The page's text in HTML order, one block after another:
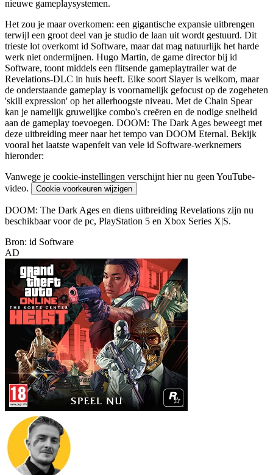
nieuwe gameplaysystemen.
Het zou je maar overkomen: een gigantische expansie uitbrengen
terwijl een groot deel van je studio de laan uit wordt gestuurd. Dit
trieste lot overkomt id Software, maar dat mag natuurlijk het harde
werk niet ondermijnen. Hugo Martin, de game director bij id
Software, toont middels een flitsende gameplaytrailer wat de
Revelations-DLC in huis heeft. Elke soort Slayer is welkom, maar
de onderstaande gameplay is voornamelijk gefocust op de zogeheten
'skill expression' op het allerhoogste niveau. Met de Chain Spear
kan je namelijk gruwelijke combo's creëren en de nodige snelheid
aan de gameplay toevoegen. DOOM: The Dark Ages beweegt met
deze uitbreiding meer naar het tempo van DOOM Eternal. Bekijk
vooral het laatste wapenfeit van vele id Software-werknemers
hieronder:
Vanwege je cookie-instellingen verschijnt hier nu geen YouTube-
video.
Cookie voorkeuren wijzigen
DOOM: The Dark Ages en diens uitbreiding Revelations zijn nu
beschikbaar voor de pc, PlayStation 5 en Xbox Series X|S.
Bron: id Software
AD